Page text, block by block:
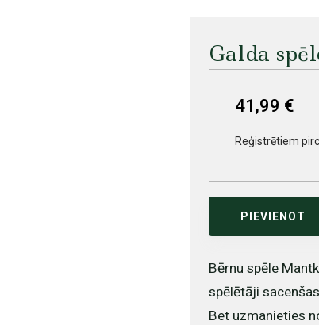
Galda
41,99 €
Reģistrētiem
PIEVIENOT
Bērnu spēle
spēlētāji
Bet uzmanieties